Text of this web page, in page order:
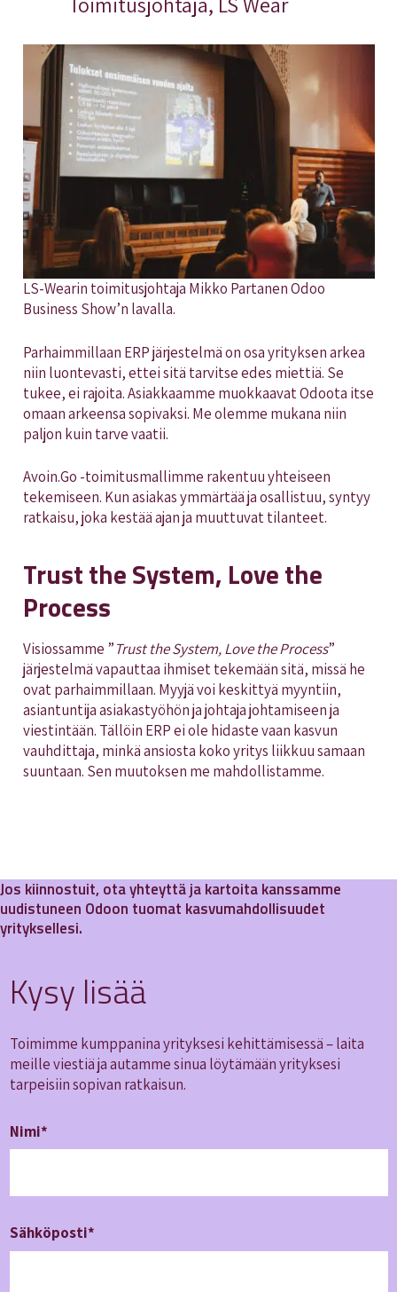
LS-Wearin toimitusjohtaja Mikko Partanen Odoo
Business Show’n lavalla.
Parhaimmillaan ERP järjestelmä on osa yrityksen arkea
niin luontevasti, ettei sitä tarvitse edes miettiä. Se
tukee, ei rajoita. Asiakkaamme muokkaavat Odoota itse
omaan arkeensa sopivaksi. Me olemme mukana niin
paljon kuin tarve vaatii.
Avoin.Go -toimitusmallimme rakentuu yhteiseen
tekemiseen. Kun asiakas ymmärtää ja osallistuu, syntyy
ratkaisu, joka kestää ajan ja muuttuvat tilanteet.
Trust the System, Love the
Process
Visiossamme ”Trust the System, Love the Process”
järjestelmä vapauttaa ihmiset tekemään sitä, missä he
ovat parhaimmillaan. Myyjä voi keskittyä myyntiin,
asiantuntija asiakastyöhön ja johtaja johtamiseen ja
viestintään. Tällöin ERP ei ole hidaste vaan kasvun
vauhdittaja, minkä ansiosta koko yritys liikkuu samaan
suuntaan. Sen muutoksen me mahdollistamme.
Jos kiinnostuit, ota yhteyttä ja kartoita kanssamme
uudistuneen Odoon tuomat kasvumahdollisuudet
yrityksellesi.
Kysy lisää
Toimimme kumppanina yrityksesi kehittämisessä – laita
meille viestiä ja autamme sinua löytämään yrityksesi
tarpeisiin sopivan ratkaisun.
Nimi*
Sähköposti*